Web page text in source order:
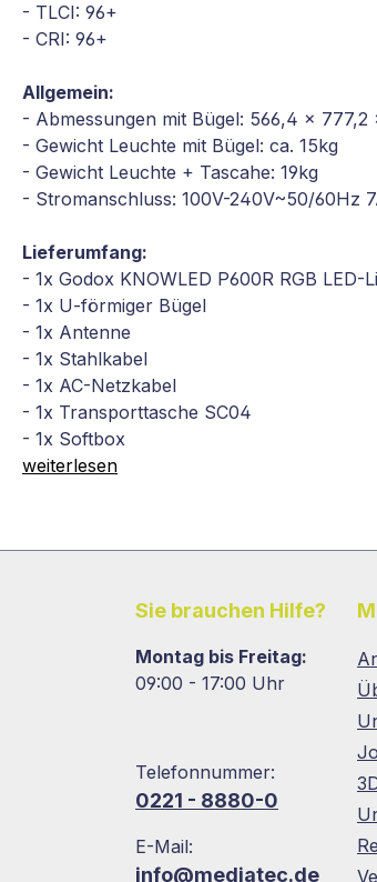
- TLCI: 96+
- CRI: 96+
Allgemein:
- Abmessungen mit Bügel: 566,4 x 777,2
- Gewicht Leuchte mit Bügel: ca. 15kg
- Gewicht Leuchte + Tascahe: 19kg
- Stromanschluss: 100V-240V~50/60Hz
Lieferumfang:
- 1x Godox KNOWLED P600R RGB LED-
- 1x U-förmiger Bügel
- 1x Antenne
- 1x Stahlkabel
- 1x AC-Netzkabel
- 1x Transporttasche SC04
- 1x Softbox
weiterlesen
Sie brauchen Hilfe?
Montag bis Freitag:
09:00 - 17:00 Uhr
Telefonnummer:
0221 - 8880-0
E-Mail:
info@mediatec.de